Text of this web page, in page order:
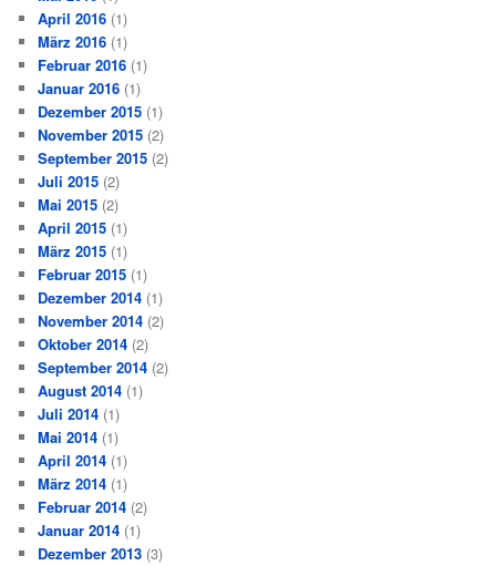
April 2016 (1)
März 2016 (1)
Februar 2016 (1)
Januar 2016 (1)
Dezember 2015 (1)
November 2015 (2)
September 2015 (2)
Juli 2015 (2)
Mai 2015 (2)
April 2015 (1)
März 2015 (1)
Februar 2015 (1)
Dezember 2014 (1)
November 2014 (2)
Oktober 2014 (2)
September 2014 (2)
August 2014 (1)
Juli 2014 (1)
Mai 2014 (1)
April 2014 (1)
März 2014 (1)
Februar 2014 (2)
Januar 2014 (1)
Dezember 2013 (3)